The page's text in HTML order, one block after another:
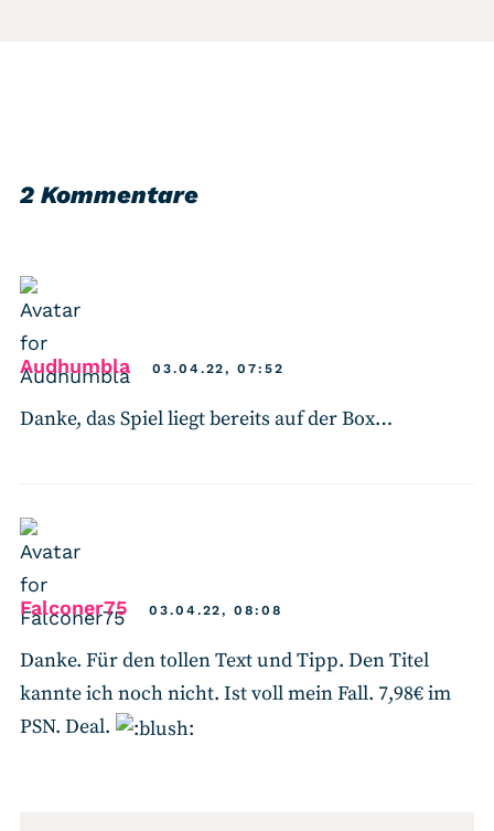
2 Kommentare
Audhumblasays:03.04.22, 07:52
Danke, das Spiel liegt bereits auf der Box…
Falconer75says:03.04.22, 08:08
Danke. Für den tollen Text und Tipp. Den Titel
kannte ich noch nicht. Ist voll mein Fall. 7,98€ im
PSN. Deal.